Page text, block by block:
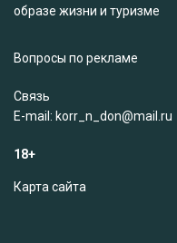
образе жизни и туризме
Вопросы по рекламе
Связь
Е-mail: korr_n_don@mail.ru
18+
Карта сайта